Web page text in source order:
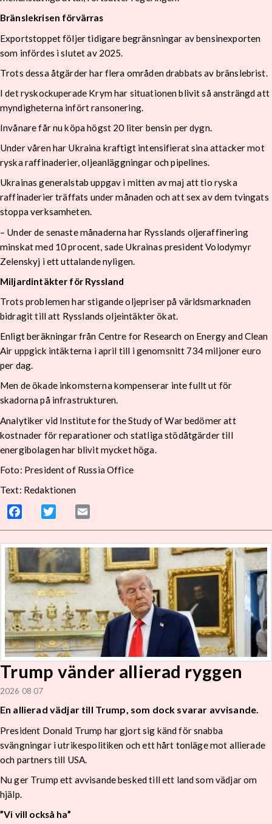
Bränslekrisen förvärras
Exportstoppet följer tidigare begränsningar av bensinexporten
som infördes i slutet av 2025.
Trots dessa åtgärder har flera områden drabbats av bränslebrist.
I det ryskockuperade Krym har situationen blivit så ansträngd att
myndigheterna infört ransonering.
Invånare får nu köpa högst 20 liter bensin per dygn.
Under våren har Ukraina kraftigt intensifierat sina attacker mot
ryska raffinaderier, oljeanläggningar och pipelines.
Ukrainas generalstab uppgav i mitten av maj att tio ryska
raffinaderier träffats under månaden och att sex av dem tvingats
stoppa verksamheten.
– Under de senaste månaderna har Rysslands oljeraffinering
minskat med 10 procent, sade Ukrainas president Volodymyr
Zelenskyj i ett uttalande nyligen.
Miljardintäkter för Ryssland
Trots problemen har stigande oljepriser på världsmarknaden
bidragit till att Rysslands oljeintäkter ökat.
Enligt beräkningar från Centre for Research on Energy and Clean
Air uppgick intäkterna i april till i genomsnitt 734 miljoner euro
per dag.
Men de ökade inkomsterna kompenserar inte fullt ut för
skadorna på infrastrukturen.
Analytiker vid Institute for the Study of War bedömer att
kostnader för reparationer och statliga stödåtgärder till
energibolagen har blivit mycket höga.
Foto: President of Russia Office
Text: Redaktionen
Facebook Twitter
Trump vänder allierad ryggen
2026 08 07
En allierad vädjar till Trump, som dock svarar avvisande.
President Donald Trump har gjort sig känd för snabba
svängningar i utrikespolitiken och ett hårt tonläge mot allierade
och partners till USA.
Nu ger Trump ett avvisande besked till ett land som vädjar om
hjälp.
”Vi vill också ha”